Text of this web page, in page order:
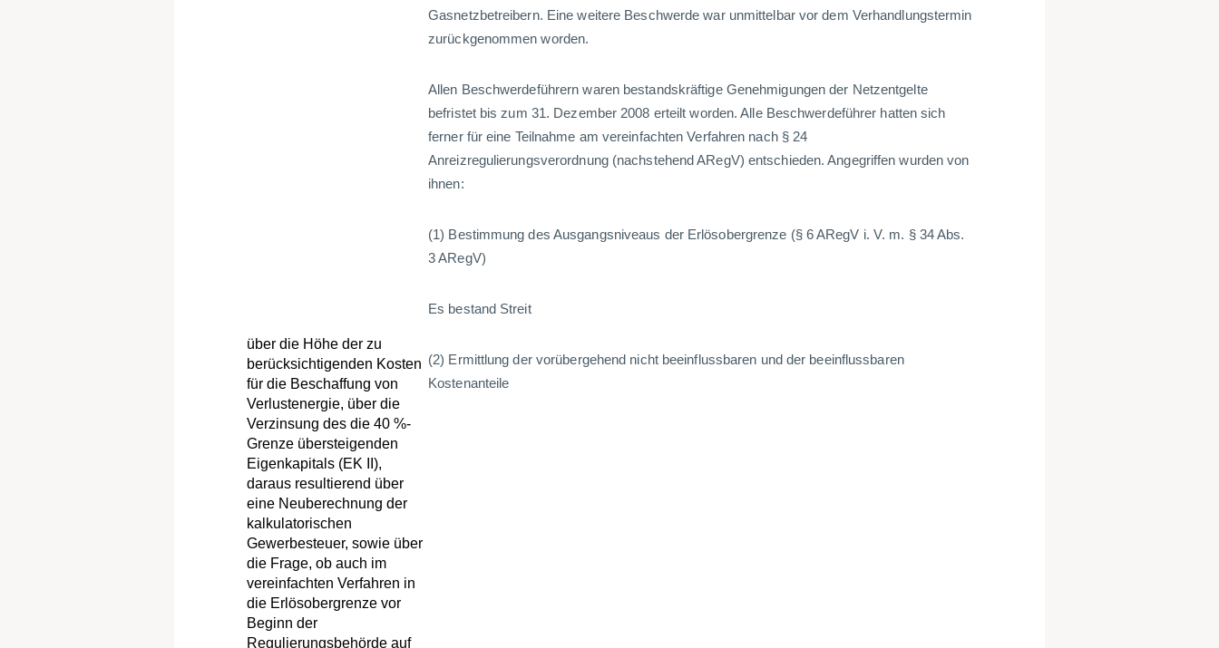
Gasnetzbetreibern. Eine weitere Beschwerde war unmittelbar vor dem Verhandlungstermin
zurückgenommen worden.
Allen Beschwerdeführern waren bestandskräftige Genehmigungen der Netzentgelte
befristet bis zum 31. Dezember 2008 erteilt worden. Alle Beschwerdeführer hatten sich
ferner für eine Teilnahme am vereinfachten Verfahren nach § 24
Anreizregulierungsverordnung (nachstehend ARegV) entschieden. Angegriffen wurden von
ihnen:
(1) Bestimmung des Ausgangsniveaus der Erlösobergrenze (§ 6 ARegV i. V. m. § 34 Abs.
3 ARegV)
Es bestand Streit
über die Höhe der zu
berücksichtigenden Kosten
für die Beschaffung von
Verlustenergie, über die
Verzinsung des die 40 %-
Grenze übersteigenden
Eigenkapitals (EK II),
daraus resultierend über
eine Neuberechnung der
kalkulatorischen
Gewerbesteuer, sowie über
die Frage, ob auch im
vereinfachten Verfahren in
die Erlösobergrenze vor
Beginn der
Regulierungsbehörde auf
(2) Ermittlung der vorübergehend nicht beeinflussbaren und der beeinflussbaren
Kostenanteile